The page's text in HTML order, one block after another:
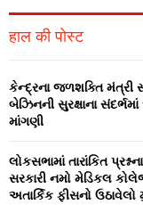
h
o
r
:
हाल की पोस्ट
કેન્‍દ્રના જળશક્‍તિ
બેઝિનની સુરક્ષાના
માંગણી
લોકસભામાં તારાંકિત
સરકારી નમો મેડિકલ
અતાર્કિક ફીસનો ઉઠાવેલો